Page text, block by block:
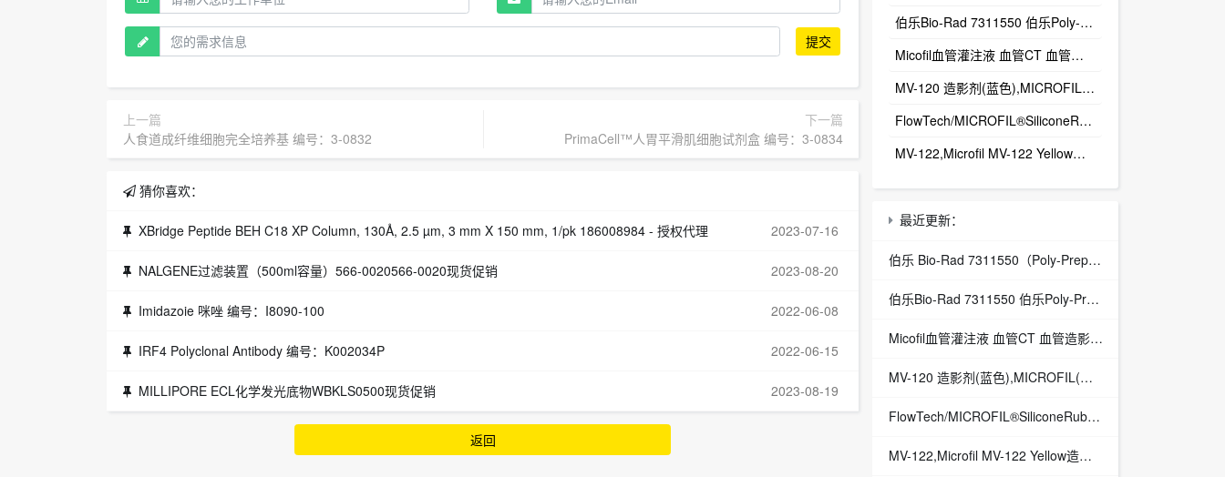
提交
上一篇
人食道成纤维细胞完全培养基 编号：3-0832
下一篇
PrimaCell™人胃平滑肌细胞试剂盒 编号：3-0834
猜你喜欢：
XBridge Peptide BEH C18 XP Column, 130Å, 2.5 µm, 3 mm X 150 mm, 1/pk 186008984 - 授权代理 2023-07-16
NALGENE过滤装置（500ml容量）566-0020566-0020现货促销 2023-08-20
Imidazoie 咪唑 编号：I8090-100 2022-06-08
IRF4 Polyclonal Antibody 编号：K002034P 2022-06-15
MILLIPORE ECL化学发光底物WBKLS0500现货促销 2023-08-19
返回
伯乐Bio-Rad 7311550 伯乐Poly-Prep ® Chromatography Columns
Micofil血管灌注液 血管CT 血管造影剂中国总代理
MV-120 造影剂(蓝色),MICROFIL(血管造影剂)Flow Tech, Inc总代理
FlowTech/MICROFIL®SiliconeRubberInjectionCompounds血管造影剂/MV-122/Yellow
MV-122,Microfil MV-122 Yellow造影剂
最近更新：
伯乐 Bio-Rad 7311550（Poly-Prep® 层析空柱，50 个 / 包）
伯乐Bio-Rad 7311550 伯乐Poly-Prep ® Chromatography Columns
Micofil血管灌注液 血管CT 血管造影剂中国总代理
MV-120 造影剂(蓝色),MICROFIL(血管造影剂)Flow Tech, Inc总代理
FlowTech/MICROFIL®SiliconeRubberInjectionCompounds血管造影剂/MV-122/Yellow
MV-122,Microfil MV-122 Yellow造影剂